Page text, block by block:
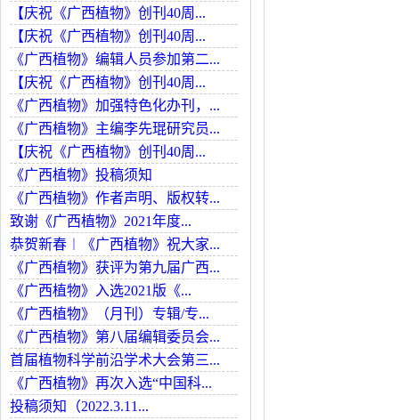
【庆祝《广西植物》创刊40周...
【庆祝《广西植物》创刊40周...
《广西植物》编辑人员参加第二...
【庆祝《广西植物》创刊40周...
《广西植物》加强特色化办刊，...
《广西植物》主编李先琨研究员...
【庆祝《广西植物》创刊40周...
《广西植物》投稿须知
《广西植物》作者声明、版权转...
致谢《广西植物》2021年度...
恭贺新春︱《广西植物》祝大家...
《广西植物》获评为第九届广西...
《广西植物》入选2021版《...
《广西植物》（月刊）专辑/专...
《广西植物》第八届编辑委员会...
首届植物科学前沿学术大会第三...
《广西植物》再次入选“中国科...
投稿须知（2022.3.11...